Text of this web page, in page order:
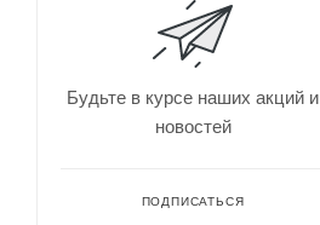
Будьте в курсе наших акций и
новостей
ПОДПИСАТЬСЯ